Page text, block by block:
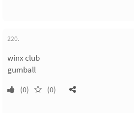
220.
winx club
gumball
(0) (0)